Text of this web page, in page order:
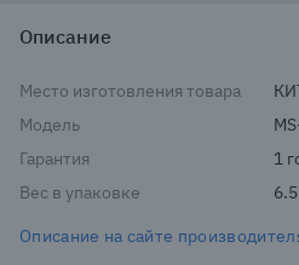
Описание
Место изготовления товара
Модель
Гарантия
1
Вес в упаковке
Описание на сайте